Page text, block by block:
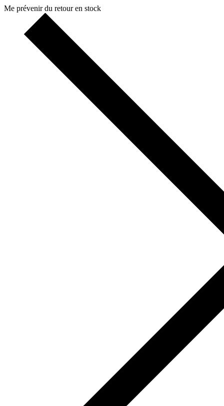
Me prévenir du retour en stock